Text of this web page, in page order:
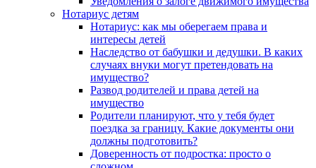
Нотариус детям
Нотариус: как мы оберегаем права и
интересы детей
Наследство от бабушки и дедушки. В каких
случаях внуки могут претендовать на
имущество?
Развод родителей и права детей на
имущество
Родители планируют, что у тебя будет
поездка за границу. Какие документы они
должны подготовить?
Доверенность от подростка: просто о